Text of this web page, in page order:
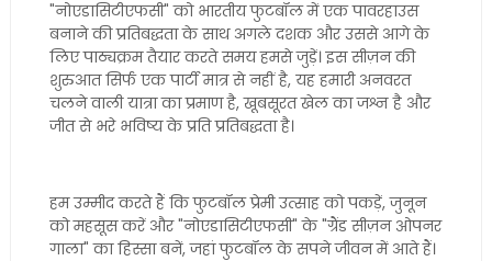
"नोएडासिटीएफसी" को भारतीय फुटबॉल में एक पावरहाउस
बनाने की प्रतिबद्धता के साथ अगले दशक और उससे आगे के
लिए पाठ्यक्रम तैयार करते समय हमसे जुड़ें। इस सीज़न की
शुरुआत सिर्फ एक पार्टी मात्र से नहीं है, यह हमारी अनवरत
चलने वाली यात्रा का प्रमाण है, खूबसूरत खेल का जश्न है और
जीत से भरे भविष्य के प्रति प्रतिबद्धता है।
हम उम्मीद करते हैं कि फुटबॉल प्रेमी उत्साह को पकड़ें, जुनून
को महसूस करें और "नोएडासिटीएफसी" के "ग्रैंड सीज़न ओपनर
गाला" का हिस्सा बनें, जहां फुटबॉल के सपने जीवन में आते हैं।